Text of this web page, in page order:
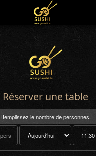
Mon Compte
Réserver une table
Remplissez le nombre de personnes.